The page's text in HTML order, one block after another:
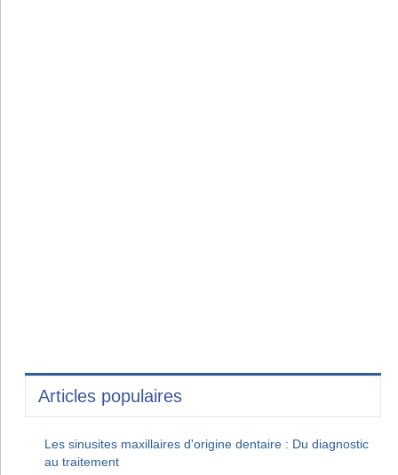
Articles populaires
Les sinusites maxillaires d'origine dentaire : Du diagnostic
au traitement